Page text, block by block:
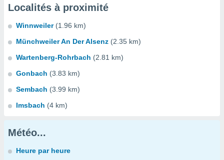
Localités à proximité
Winnweiler (1.96 km)
Münchweiler An Der Alsenz (2.35 km)
Wartenberg-Rohrbach (2.81 km)
Gonbach (3.83 km)
Sembach (3.99 km)
Imsbach (4 km)
Météo...
Heure par heure